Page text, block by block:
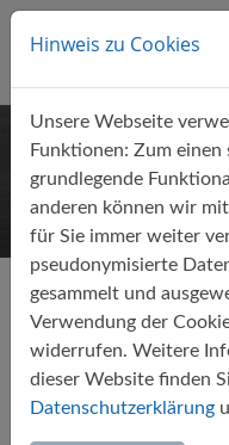
Direkt zur Hauptnavigation
Direkt zum Inhalt springen
Startseite
Aktuell
Deutscher
Fakeshop-Finder
Hinweis zu Cookies
Unsere Webseite
Funktionen: Zum
grundlegende
anderen können wir
für Sie immer weiter
pseudonymisierte
gesammelt und
Verwendung der
widerrufen. Weitere
dieser Website finden
Datenschutzerklärung
Lösungen
Leistungen
Aktuell
Use-Cases
Kontakt